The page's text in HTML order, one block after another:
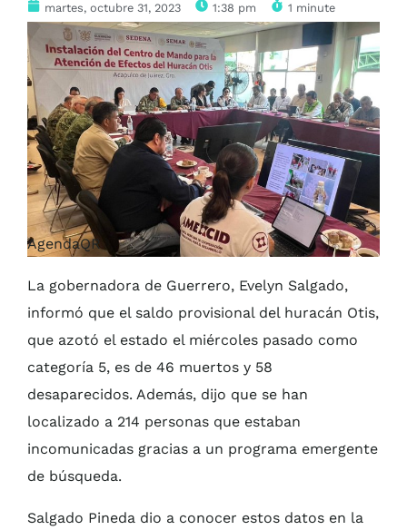
martes, octubre 31, 2023 1:38 pm 1 minute
AgendaQR
La gobernadora de Guerrero, Evelyn Salgado,
informó que el saldo provisional del huracán Otis,
que azotó el estado el miércoles pasado como
categoría 5, es de 46 muertos y 58
desaparecidos. Además, dijo que se han
localizado a 214 personas que estaban
incomunicadas gracias a un programa emergente
de búsqueda.
Salgado Pineda dio a conocer estos datos en la